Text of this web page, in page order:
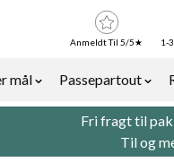
mål
Passepartout
Anmeldt Til 5/5★ 1-
Fri fragt til
Til og